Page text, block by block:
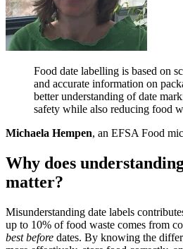
Food date labelling is based on
and accurate information on
better understanding of date
safety while also reducing food
Michaela Hempen, an EFSA Food
Why does
matter?
Misunderstanding date labels
up to 10% of food waste comes from
best before dates. By knowing the